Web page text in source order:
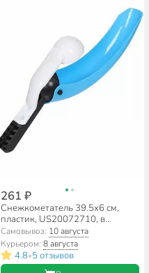
261 ₽
Снежкометатель 39.5х6 см,
пластик, US20072710, в
ассортименте
Самовывоз: 10 августа
Курьером: 8 августа
4.8•5 отзывов